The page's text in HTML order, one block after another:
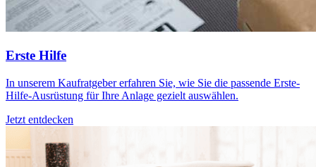
Erste Hilfe
In unserem Kaufratgeber erfahren Sie, wie Sie die passende Erste-
Hilfe-Ausrüstung für Ihre Anlage gezielt auswählen.
Jetzt entdecken